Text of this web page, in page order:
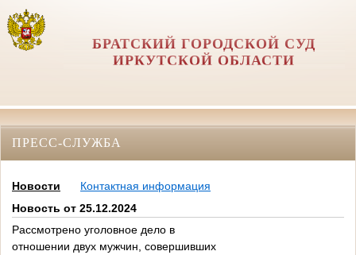
БРАТСКИЙ ГОРОДСКОЙ СУД
ИРКУТСКОЙ ОБЛАСТИ
ПРЕСС-СЛУЖБА
Новости
Контактная информация
Новость от 25.12.2024
Рассмотрено уголовное дело в
отношении двух мужчин, совершивших